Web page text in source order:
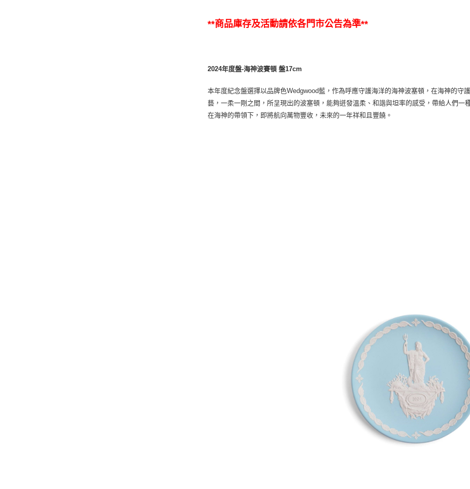
**商品庫存及活動請依各門市公告為準**
2024年度盤-海神波賽頓 盤17cm
本年度紀念盤選擇以品牌色Wedgwood藍，作為呼應守護海洋的海神波塞頓，在海神的守
藝，一柔一剛之間，所呈現出的波塞頓，能夠迸發溫柔、和諧與坦率的感受，帶給人們一
在海神的帶領下，即將航向萬物豐收，未來的一年祥和且豐饒。